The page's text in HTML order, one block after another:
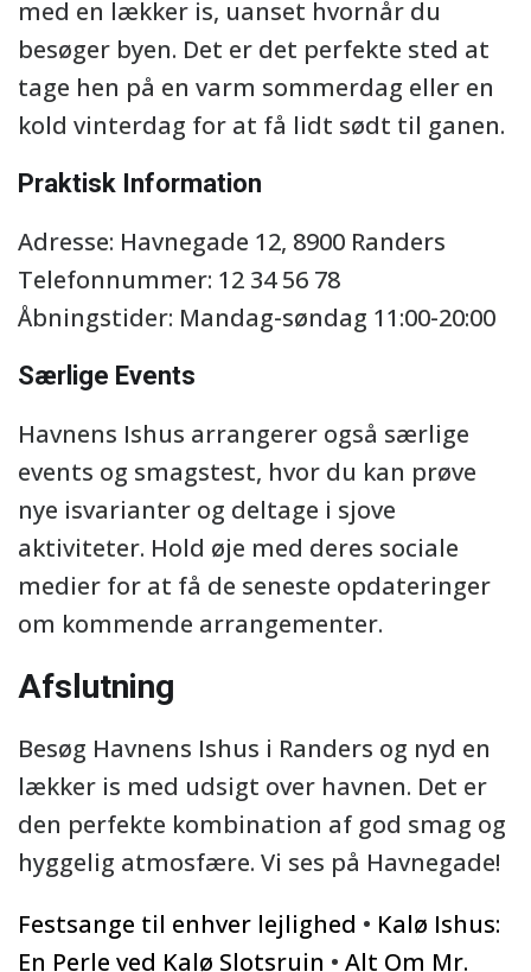
med en lækker is, uanset hvornår du
besøger byen. Det er det perfekte sted at
tage hen på en varm sommerdag eller en
kold vinterdag for at få lidt sødt til ganen.
Praktisk Information
Adresse: Havnegade 12, 8900 Randers
Telefonnummer: 12 34 56 78
Åbningstider: Mandag-søndag 11:00-20:00
Særlige Events
Havnens Ishus arrangerer også særlige
events og smagstest, hvor du kan prøve
nye isvarianter og deltage i sjove
aktiviteter. Hold øje med deres sociale
medier for at få de seneste opdateringer
om kommende arrangementer.
Afslutning
Besøg Havnens Ishus i Randers og nyd en
lækker is med udsigt over havnen. Det er
den perfekte kombination af god smag og
hyggelig atmosfære. Vi ses på Havnegade!
Festsange til enhver lejlighed • Kalø Ishus:
En Perle ved Kalø Slotsruin • Alt Om Mr.